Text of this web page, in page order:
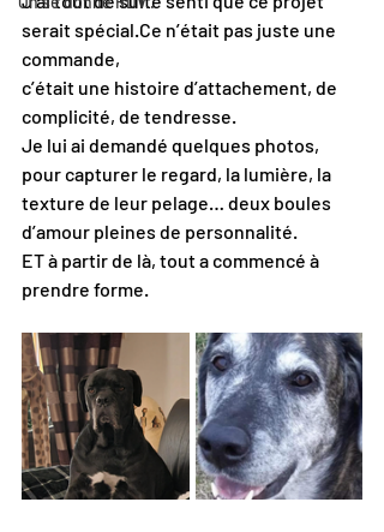
serait spécial.Ce n’était pas juste une
commande,
c’était une histoire d’attachement, de
complicité, de tendresse.
Je lui ai demandé quelques photos,
pour capturer le regard, la lumière, la
texture de leur pelage… deux boules
d’amour pleines de personnalité.
ET à partir de là, tout a commencé à
prendre forme.